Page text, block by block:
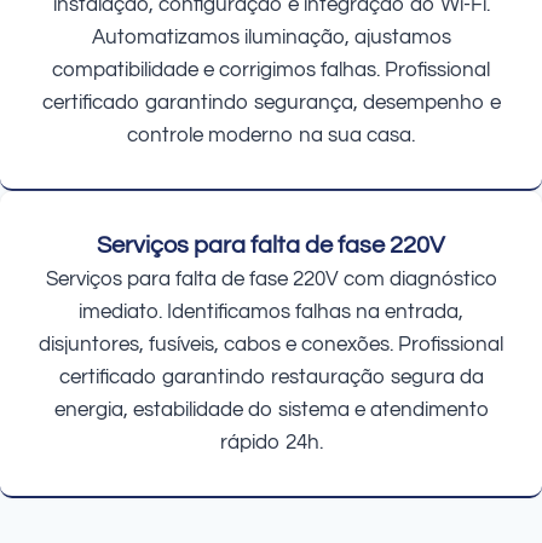
Automatizamos iluminação, ajustamos
compatibilidade e corrigimos falhas. Profissional
certificado garantindo segurança, desempenho e
controle moderno na sua casa.
Serviços para falta de fase 220V
Serviços para falta de fase 220V com diagnóstico
imediato. Identificamos falhas na entrada,
disjuntores, fusíveis, cabos e conexões. Profissional
certificado garantindo restauração segura da
energia, estabilidade do sistema e atendimento
rápido 24h.